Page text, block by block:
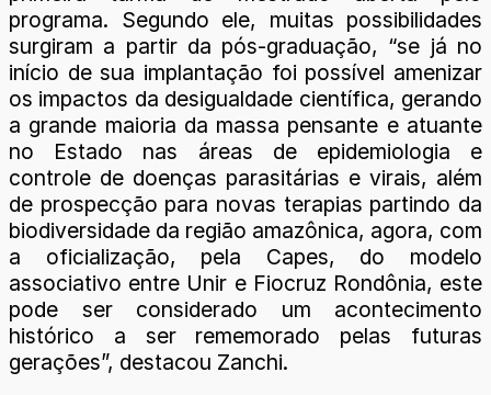
programa. Segundo ele, muitas possibilidades
surgiram a partir da pós-graduação, “se já no
início de sua implantação foi possível amenizar
os impactos da desigualdade científica, gerando
a grande maioria da massa pensante e atuante
no Estado nas áreas de epidemiologia e
controle de doenças parasitárias e virais, além
de prospecção para novas terapias partindo da
biodiversidade da região amazônica, agora, com
a oficialização, pela Capes, do modelo
associativo entre Unir e Fiocruz Rondônia, este
pode ser considerado um acontecimento
histórico a ser rememorado pelas futuras
gerações”, destacou Zanchi.